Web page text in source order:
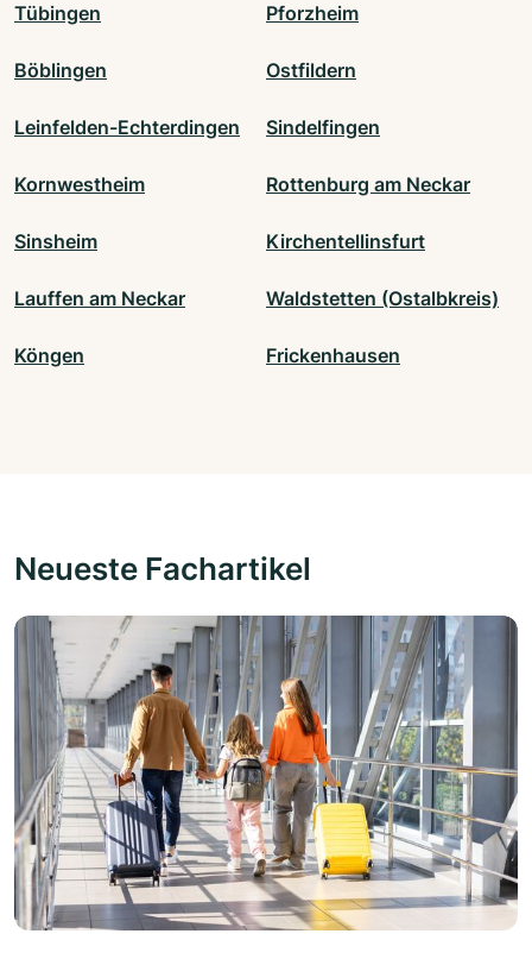
Tübingen Pforzheim
Böblingen Ostfildern
Leinfelden-Echterdingen Sindelfingen
Kornwestheim Rottenburg am Neckar
Sinsheim Kirchentellinsfurt
Lauffen am Neckar Waldstetten (Ostalbkreis)
Köngen Frickenhausen
Neueste Fachartikel